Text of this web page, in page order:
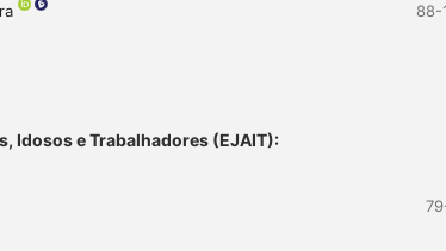
88-
Idosos e Trabalhadores (EJAIT):